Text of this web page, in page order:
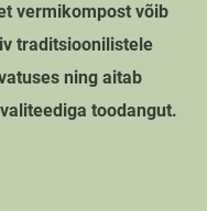
vermikompost võib
traditsioonilistele
ning aitab
toodangut.